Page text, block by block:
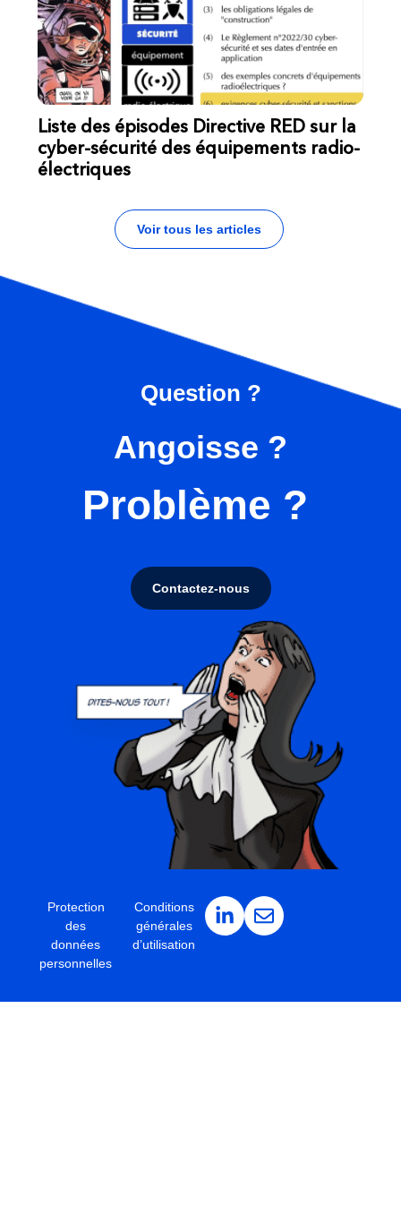
Liste des épisodes Directive RED sur la
cyber-sécurité des équipements radio-
électriques
Voir tous les articles
Question ?
Angoisse ?
Problème ?
Contactez-nous
Protection
des
données
personnelles
Conditions
générales
d’utilisation